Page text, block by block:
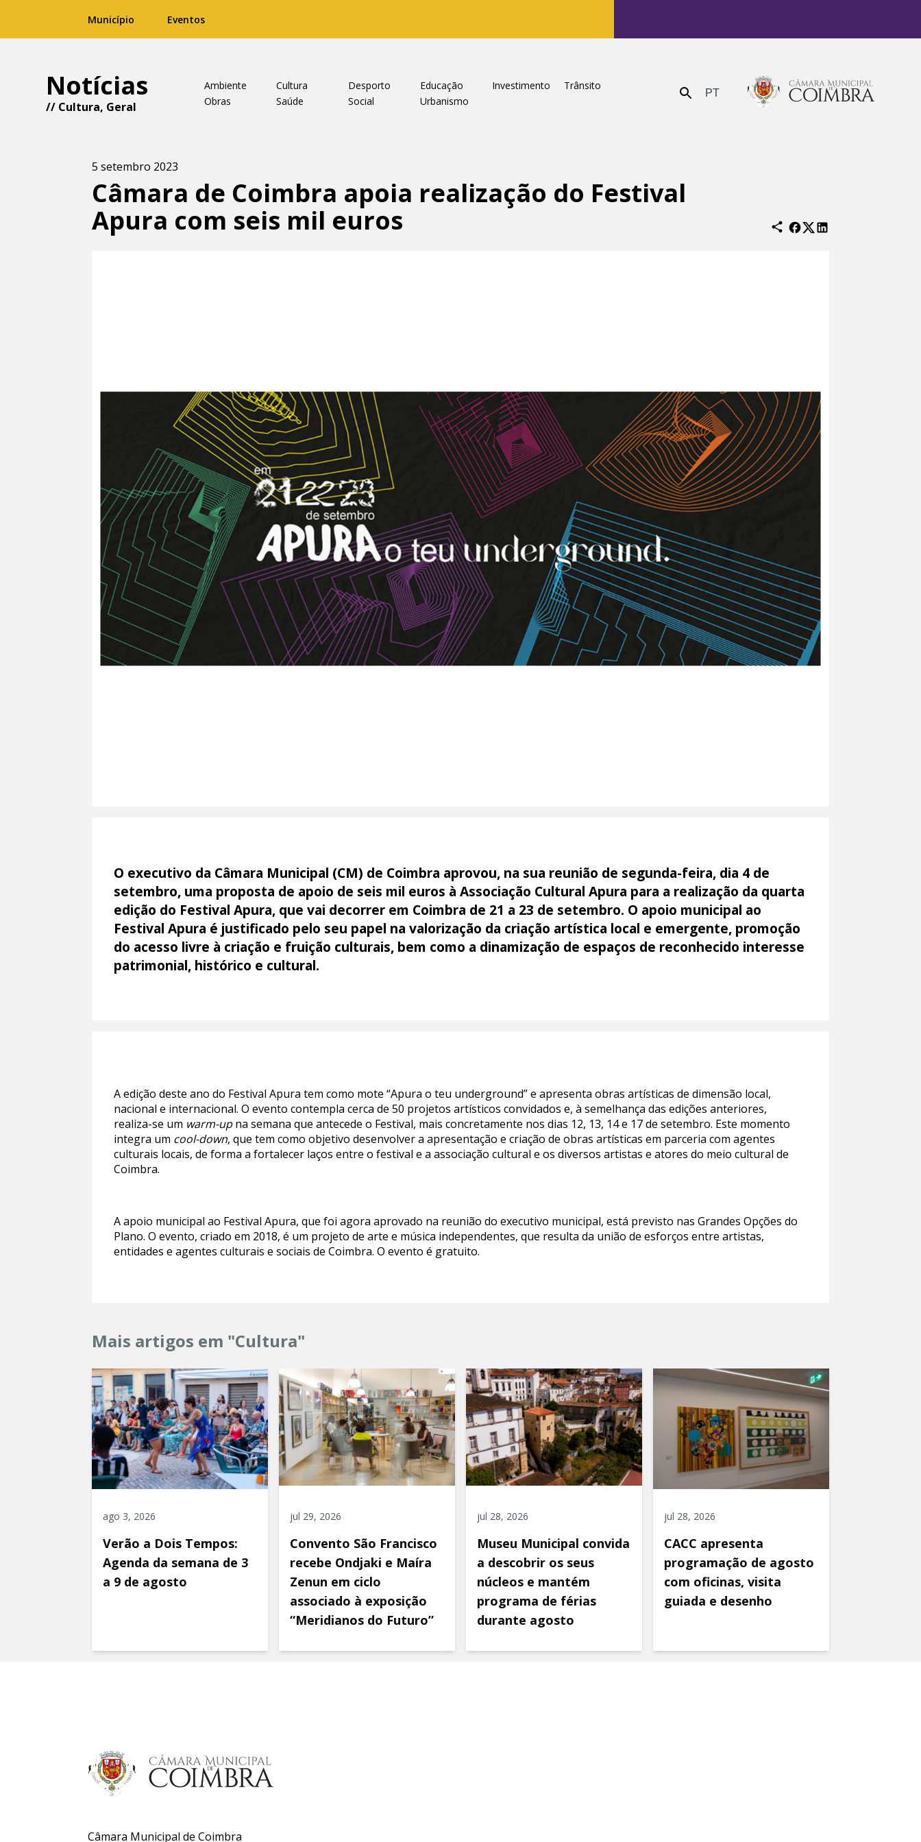
Município Eventos
Notícias
// Cultura, Geral
Ambiente Cultura Desporto Educação Investimento
Trânsito
Obras
Saúde Social Urbanismo Enviar PT
5 setembro 2023
Câmara de Coimbra apoia realização do Festival
Apura com seis mil euros
O executivo da Câmara Municipal (CM) de Coimbra aprovou, na sua reunião de segunda-feira, dia 4 de
setembro, uma proposta de apoio de seis mil euros à Associação Cultural Apura para a realização da quarta
edição do Festival Apura, que vai decorrer em Coimbra de 21 a 23 de setembro. O apoio municipal ao
Festival Apura é justificado pelo seu papel na valorização da criação artística local e emergente, promoção
do acesso livre à criação e fruição culturais, bem como a dinamização de espaços de reconhecido interesse
patrimonial, histórico e cultural.
A edição deste ano do Festival Apura tem como mote “Apura o teu underground” e apresenta obras artísticas de dimensão local,
nacional e internacional. O evento contempla cerca de 50 projetos artísticos convidados e, à semelhança das edições anteriores,
realiza-se um warm-upna semana que antecede o Festival, mais concretamente nos dias 12, 13, 14 e 17 de setembro. Este momento
integra um cool-down, que tem como objetivo desenvolver a apresentação e criação de obras artísticas em parceria com agentes
culturais locais, de forma a fortalecer laços entre o festival e a associação cultural e os diversos artistas e atores do meio cultural de
Coimbra.
A apoio municipal ao Festival Apura, que foi agora aprovado na reunião do executivo municipal, está previsto nas Grandes Opções do
Plano. O evento, criado em 2018, é um projeto de arte e música independentes, que resulta da união de esforços entre artistas,
entidades e agentes culturais e sociais de Coimbra. O evento é gratuito.
Mais artigos em "Cultura"
ago 3, 2026
Verão a Dois Tempos:
Agenda da semana de 3
a 9 de agosto
jul 29, 2026
Convento São Francisco
recebe Ondjaki e Maíra
Zenun em ciclo
associado à exposição
“Meridianos do Futuro”
jul 28, 2026
Museu Municipal convida
a descobrir os seus
núcleos e mantém
programa de férias
durante agosto
jul 28, 2026
CACC apresenta
programação de agosto
com oficinas, visita
guiada e desenho
Câmara Municipal de Coimbra